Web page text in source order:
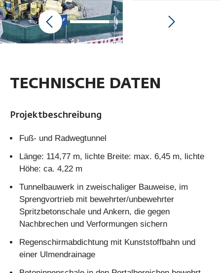
TECHNISCHE DATEN
Projektbeschreibung
Fuß- und Radwegtunnel
Länge: 114,77 m, lichte Breite: max. 6,45 m, lichte
Höhe: ca. 4,22 m
Tunnelbauwerk in zweischaliger Bauweise, im
Sprengvortrieb mit bewehrter/unbewehrter
Spritzbetonschale und Ankern, die gegen
Nachbrechen und Verformungen sichern
Regenschirmabdichtung mit Kunststoffbahn und
einer Ulmendrainage